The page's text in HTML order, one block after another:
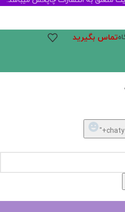
تماس بگیرید